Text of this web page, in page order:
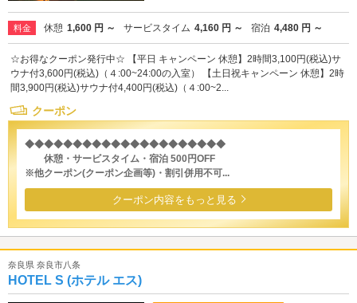
料金 休憩 1,600 円 ～ サービスタイム 4,160 円 ～ 宿泊 4,480 円 ～
☆お得なクーポン発行中☆ 【平日 キャンペーン 休憩】2時間3,100円(税込)サ
ウナ付3,600円(税込)（４:00~24:00の入室） 【土日祝キャンペーン 休憩】2時
間3,900円(税込)サウナ付4,400円(税込)（４:00~2...
クーポン
◆◆◆◆◆◆◆◆◆◆◆◆◆◆◆◆◆◆◆◆◆
休憩・サービスタイム・宿泊 500円OFF
※他クーポン(クーポン企画等)・割引併用不可...
クーポン内容をもっと見る
奈良県 奈良市八条
HOTEL S (ホテル エス)